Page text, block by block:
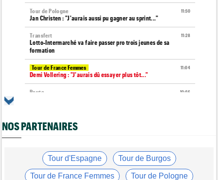
11:50
Tour de Pologne
Jan Christen : "J'aurais aussi pu gagner au sprint..."
11:28
Transfert
Lotto-Intermarché va faire passer pro trois jeunes de sa
formation
11:04
Tour de France Femmes
Demi Vollering : "J'aurais dû essayer plus tôt..."
10:56
Route
Tour de France Femmes
Reusser : "On s'est trop regardées... tellement stupide"
Robert Gesink : "Le cyclisme moderne est beaucoup plus
propre..."
NOS PARTENAIRES
Tour d'Espagne Tour de Burgos
Tour de France Femmes Tour de Pologne